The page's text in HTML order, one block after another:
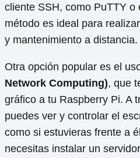
cliente SSH, como PuTTY
método es ideal para
y mantenimiento a distancia.
Otra opción popular es el
Network Computing), que
gráfico a tu Raspberry Pi. A
puedes ver y controlar el
como si estuvieras frente a
necesitas instalar un